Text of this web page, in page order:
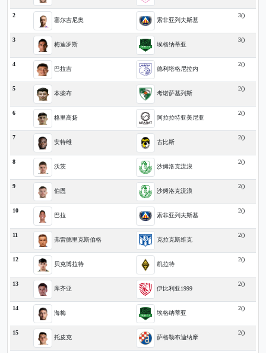
2
塞尔吉尼奥 索非亚列夫斯基
3()
3
梅迪罗斯 埃格纳蒂亚
3()
4
巴拉吉 德利塔格尼拉内
2()
5
本柴布 考诺萨基列斯
2()
6
格里高扬 阿拉拉特亚美尼亚
2()
7
安特维 古比斯
2()
8
沃茨 沙姆洛克流浪
2()
9
伯恩 沙姆洛克流浪
2()
10
巴拉 索非亚列夫斯基
2()
11
弗雷德里克斯伯格 克拉克斯维克
2()
12
贝克博拉特 凯拉特
2()
13
库齐亚 伊比利亚1999
2()
14
海梅 埃格纳蒂亚
2()
15
托皮克 萨格勒布迪纳摩
2()